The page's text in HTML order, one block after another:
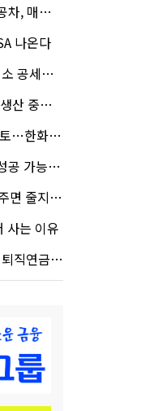
공할까
나온다
'로 맞불
단한다
영향은?
은 '글쎄'
살면 2.5배
사는 이유
가 조언은